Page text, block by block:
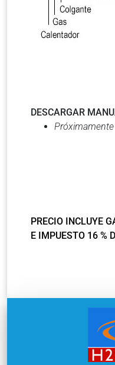
DESCARGAR
Próximamente
PRECIO INCLUYE
E IMPUESTO 16 %